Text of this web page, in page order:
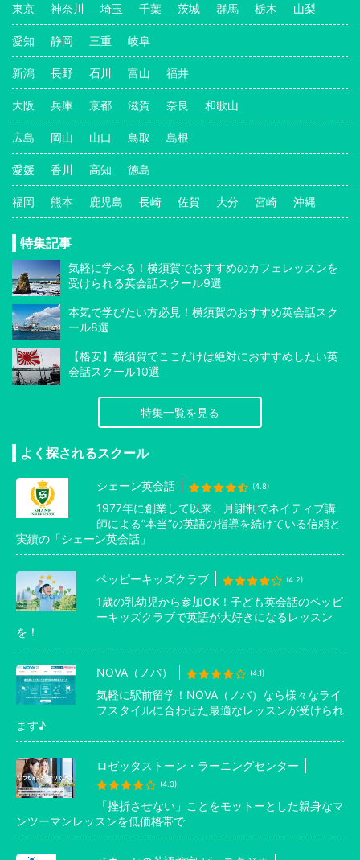
東京 神奈川 埼玉 千葉 茨城 群馬 栃木 山梨
愛知 静岡 三重 岐阜
新潟 長野 石川 富山 福井
大阪 兵庫 京都 滋賀 奈良 和歌山
広島 岡山 山口 鳥取 島根
愛媛 香川 高知 徳島
福岡 熊本 鹿児島 長崎 佐賀 大分 宮崎 沖縄
特集記事
気軽に学べる！横須賀でおすすめのカフェレッスンを
受けられる英会話スクール9選
本気で学びたい方必見！横須賀のおすすめ英会話スク
ール8選
【格安】横須賀でここだけは絶対におすすめしたい英
会話スクール10選
特集一覧を見る
よく探されるスクール
シェーン英会話 (4.8)
1977年に創業して以来、月謝制でネイティブ講
師による”本当”の英語の指導を続けている信頼と
実績の「シェーン英会話」
ペッピーキッズクラブ (4.2)
1歳の乳幼児から参加OK！子ども英会話のペッピ
ーキッズクラブで英語が大好きになるレッスン
を！
NOVA（ノバ） (4.1)
気軽に駅前留学！NOVA（ノバ）なら様々なライ
フスタイルに合わせた最適なレッスンが受けられ
ます♪
ロゼッタストーン・ラーニングセンター
(4.3)
「挫折させない」ことをモットーとした親身なマ
ンツーマンレッスンを低価格帯で